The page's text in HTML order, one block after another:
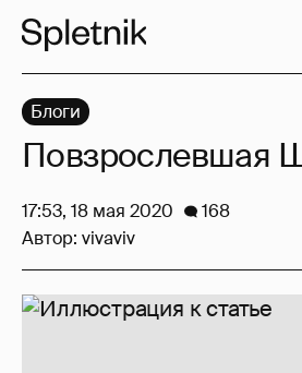
Блоги
Повзрослевшая
17:53, 18 мая 2020
168
Автор: vivaviv